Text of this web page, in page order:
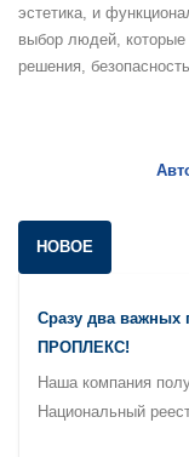
эстетика, и
выбор людей, которые
решения,
НОВОЕ
Сразу два важных
ПРОПЛЕКС!
Наша компания
Национальный